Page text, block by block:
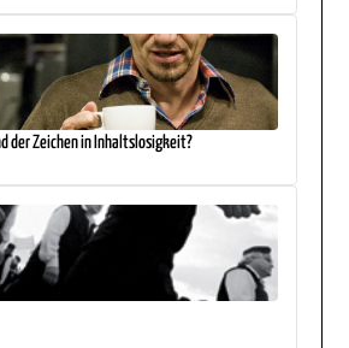
der Zeichen in Inhaltslosigkeit?